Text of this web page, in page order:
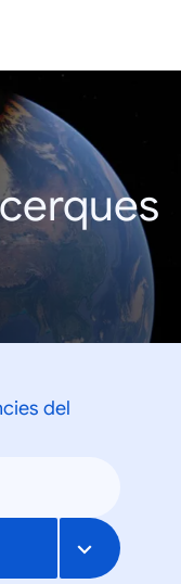
del